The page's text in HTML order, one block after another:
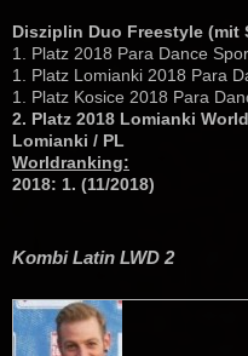
Disziplin Duo Freestyle (mit
1. Platz 2018 Para Dance
1. Platz Lomianki 2018 Para
1. Platz Kosice 2018 Para
2. Platz 2018 Lomianki
Lomianki / PL
Worldranking:
2018: 1. (11/2018)
Kombi Latin LWD 2